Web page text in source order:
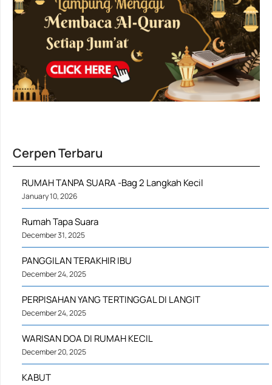
Cerpen Terbaru
RUMAH TANPA SUARA -Bag 2 Langkah Kecil
January 10, 2026
Rumah Tapa Suara
December 31, 2025
PANGGILAN TERAKHIR IBU
December 24, 2025
PERPISAHAN YANG TERTINGGAL DI LANGIT
December 24, 2025
WARISAN DOA DI RUMAH KECIL
December 20, 2025
KABUT